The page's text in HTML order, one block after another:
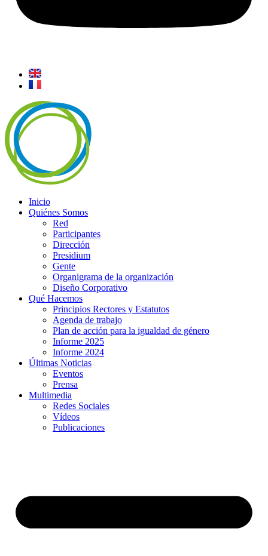
Inicio
Quiénes Somos
Red
Participantes
Dirección
Presidium
Gente
Organigrama de la organización
Diseño Corporativo
Qué Hacemos
Principios Rectores y Estatutos
Agenda de trabajo
Plan de acción para la igualdad de género
Informe 2025
Informe 2024
Últimas Noticias
Eventos
Prensa
Multimedia
Redes Sociales
Vídeos
Publicaciones